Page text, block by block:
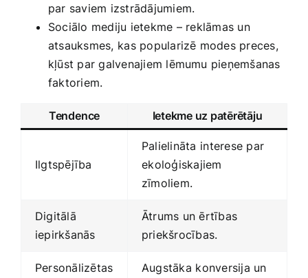
par saviem izstrādājumiem.
Sociālo mediju ietekme ⁣– reklāmas un‌
atsauksmes, ⁢kas‍ popularizē modes preces,
kļūst par galvenajiem lēmumu‍ pieņemšanas
faktoriem.
Tendence Ietekme uz patērētāju
Ilgtspējība
Palielināta⁤ interese par
⁤ekoloģiskajiem
zīmoliem.
Digitālā
iepirkšanās
Ātrums un ērtības
priekšrocības.
Personālizētas
Augstāka ⁢konversija un